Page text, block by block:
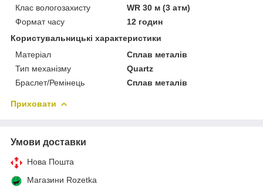
Клас вологозахисту
WR 30 м (3 атм)
Формат часу
12 годин
Користувальницькі характеристики
Матеріал
Сплав металів
Тип механізму
Quartz
Браслет/Ремінець
Сплав металів
Приховати
Умови доставки
Нова Пошта
Магазини Rozetka